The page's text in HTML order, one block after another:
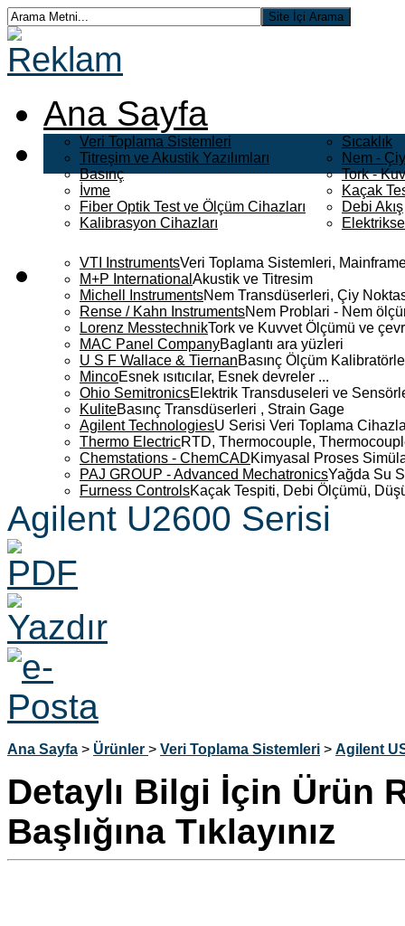
Ana Sayfa
Veri Toplama Sistemleri
Titreşim ve Akustik Yazılımları
Basınç
İvme
Fiber Optik Test ve Ölçüm Cihazları
Kalibrasyon Cihazları
Sıcaklık
Nem -
Tork -
Kaçak
Debi Akış
VTI InstrumentsVeri Toplama Sistemleri,
M+P International Akustik ve Titresim
Michell InstrumentsNem Transdüserleri, Çiy
Rense / Kahn InstrumentsNem Problari - Nem
Lorenz MesstechnikTork ve Kuvvet Ölçümü ve
MAC Panel CompanyBaglantı ara yüzleri
U S F Wallace & TiernanBasınç Ölçüm
MincoEsnek ısıtıcılar, Esnek devreler ...
Ohio SemitronicsElektrik Transduseleri ve
KuliteBasınç Transdüserleri , Strain Gage
Agilent TechnologiesU Serisi Veri Toplama
Thermo ElectricRTD, Thermocouple,
Chemstations - ChemCADKimyasal Proses
PAJ GROUP - Advanced MechatronicsYağda Su
Furness ControlsKaçak Tespiti, Debi Ölçümü,
Agilent U2600 Serisi
Ana Sayfa > Ürünler > Veri Toplama Sistemleri > Agilent
Detaylı Bilgi İçin Ürün
Başlığına Tıklayınız